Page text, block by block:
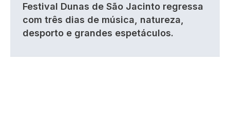
Festival Dunas de São Jacinto regressa
com três dias de música, natureza,
desporto e grandes espetáculos.